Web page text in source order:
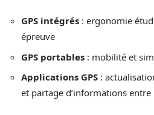
GPS intégrés : ergonomie
épreuve
GPS portables : mobilité et
Applications GPS :
et partage d’informations